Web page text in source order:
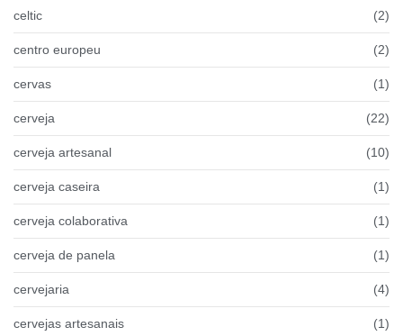
celtic (2)
centro europeu (2)
cervas (1)
cerveja (22)
cerveja artesanal (10)
cerveja caseira (1)
cerveja colaborativa (1)
cerveja de panela (1)
cervejaria (4)
cervejas artesanais (1)